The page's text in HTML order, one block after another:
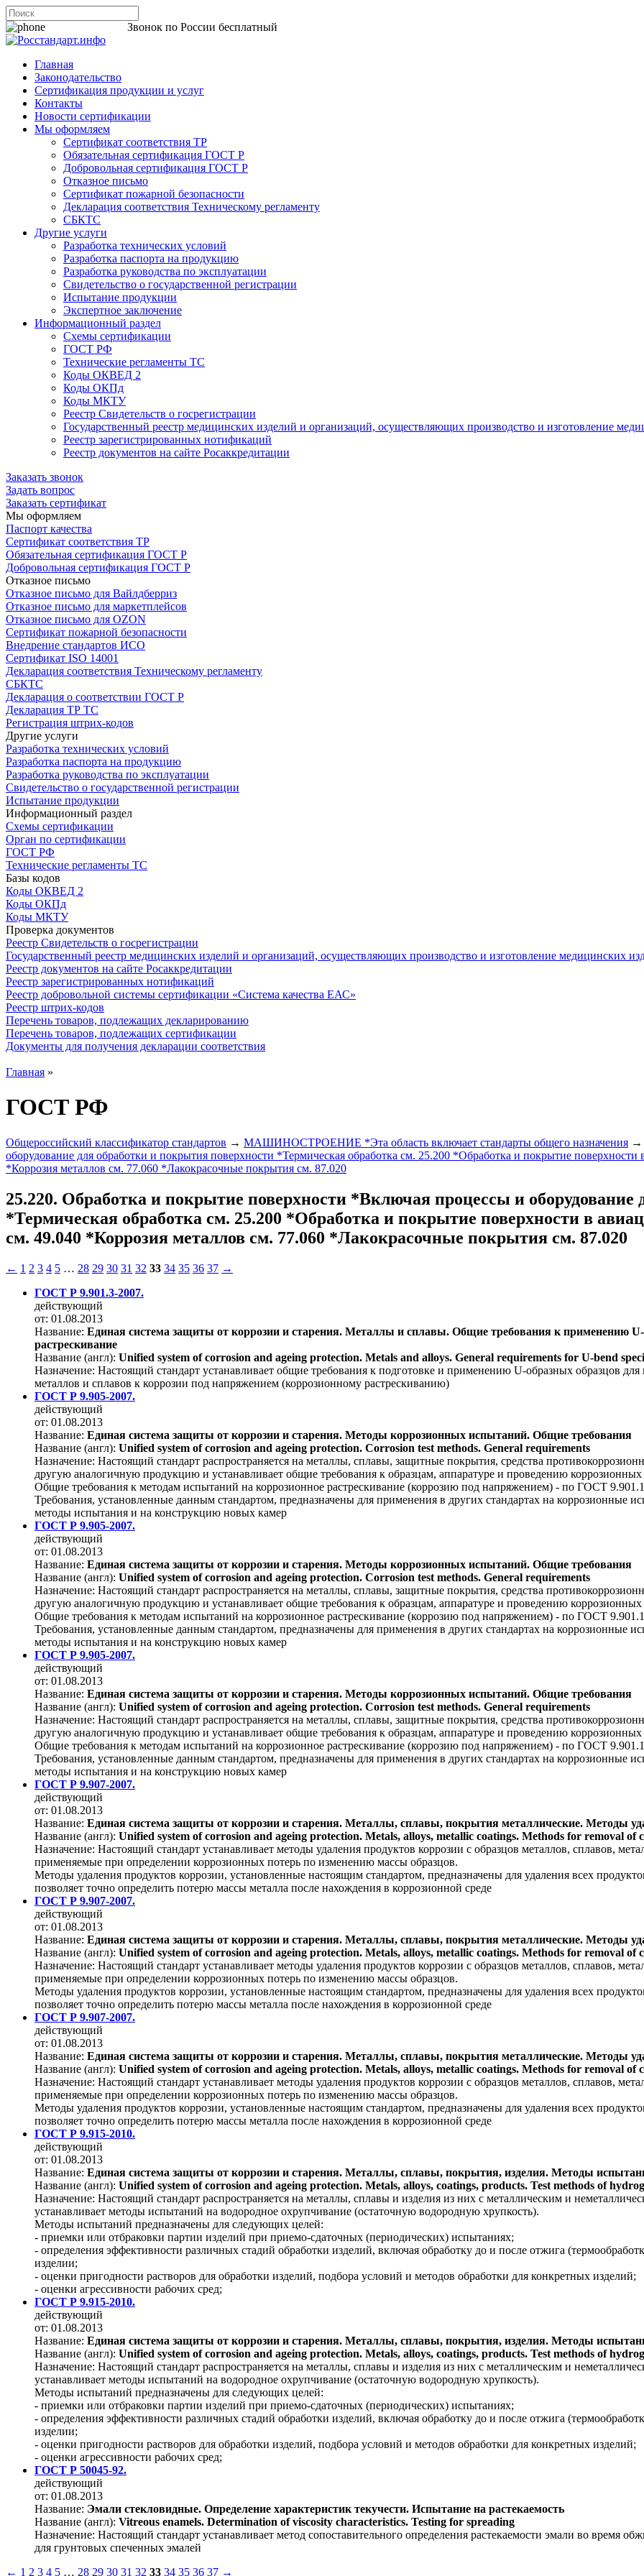
Звонок по России бесплатный
Главная
Законодательство
Сертификация продукции и услуг
Контакты
Новости сертификации
Мы оформляем
Сертификат соответствия ТР
Обязательная сертификация ГОСТ Р
Добровольная сертификация ГОСТ Р
Отказное письмо
Сертификат пожарной безопасности
Декларация соответствия Техническому регламенту
СБКТС
Другие услуги
Разработка технических условий
Разработка паспорта на продукцию
Разработка руководства по эксплуатации
Свидетельство о государственной регистрации
Испытание продукции
Экспертное заключение
Информационный раздел
Схемы сертификации
ГОСТ РФ
Технические регламенты ТС
Коды ОКВЕД 2
Коды ОКПд
Коды МКТУ
Реестр Свидетельств о госрегистрации
Государственный реестр медицинских изделий и организаций, осуществляющих производство и изготовление
Реестр зарегистрированных нотификаций
Реестр документов на сайте Росаккредитации
Заказать звонок
Задать вопрос
Заказать сертификат
Мы оформляем
Паспорт качества
Сертификат соответствия ТР
Обязательная сертификация ГОСТ Р
Добровольная сертификация ГОСТ Р
Отказное письмо
Отказное письмо для Вайлдберриз
Отказное письмо для маркетплейсов
Отказное письмо для OZON
Сертификат пожарной безопасности
Внедрение стандартов ИСО
Сертификат ISO 14001
Декларация соответствия Техническому регламенту
СБКТС
Декларация о соответствии ГОСТ Р
Декларация ТР ТС
Регистрация штрих-кодов
Другие услуги
Разработка технических условий
Разработка паспорта на продукцию
Разработка руководства по эксплуатации
Свидетельство о государственной регистрации
Испытание продукции
Информационный раздел
Схемы сертификации
Орган по сертификации
ГОСТ РФ
Технические регламенты ТС
Базы кодов
Коды ОКВЕД 2
Коды ОКПд
Коды МКТУ
Проверка документов
Реестр Свидетельств о госрегистрации
Государственный реестр медицинских изделий и организаций, осуществляющих производство и изготовление медицинских
Реестр документов на сайте Росаккредитации
Реестр зарегистрированных нотификаций
Реестр добровольной системы сертификации «Система качества ЕАС»
Реестр штрих-кодов
Перечень товаров, подлежащих декларированию
Перечень товаров, подлежащих сертификации
Документы для получения декларации соответствия
Главная »
ГОСТ РФ
Общероссийский классификатор стандартов → МАШИНОСТРОЕНИЕ *Эта область включает стандарты общего назначения →
оборудование для обработки и покрытия поверхности *Термическая обработка см. 25.200 *Обработка и покрытие
*Коррозия металлов см. 77.060 *Лакокрасочные покрытия см. 87.020
25.220. Обработка и покрытие поверхности *Включая процессы и
*Термическая обработка см. 25.200 *Обработка и покрытие поверхности в
см. 49.040 *Коррозия металлов см. 77.060 *Лакокрасочные покрытия см. 87.020
← 1 2 3 4 5 … 28 29 30 31 32 33 34 35 36 37 →
ГОСТ Р 9.901.3-2007.
действующий
от: 01.08.2013
Название: Единая система защиты от коррозии и старения. Металлы и сплавы. Общие требования к применению
растрескивание
Название (англ): Unified system of corrosion and ageing protection. Metals and alloys. General requirements for U-bend
Назначение: Настоящий стандарт устанавливает общие требования к подготовке и применению U-образных образцов для
металлов и сплавов к коррозии под напряжением (коррозионному растрескиванию)
ГОСТ Р 9.905-2007.
действующий
от: 01.08.2013
Название: Единая система защиты от коррозии и старения. Методы коррозионных испытаний. Общие требования
Название (англ): Unified system of corrosion and ageing protection. Corrosion test methods. General requirements
Назначение: Настоящий стандарт распространяется на металлы, сплавы, защитные покрытия, средства
другую аналогичную продукцию и устанавливает общие требования к образцам, аппаратуре и проведению
Общие требования к методам испытаний на коррозионное растрескивание (коррозию под напряжением) - по ГОСТ
Требования, установленные данным стандартом, предназначены для применения в других стандартах на коррозионные
методы испытания и на конструкцию новых камер
ГОСТ Р 9.905-2007.
действующий
от: 01.08.2013
Название: Единая система защиты от коррозии и старения. Методы коррозионных испытаний. Общие требования
Название (англ): Unified system of corrosion and ageing protection. Corrosion test methods. General requirements
Назначение: Настоящий стандарт распространяется на металлы, сплавы, защитные покрытия, средства
другую аналогичную продукцию и устанавливает общие требования к образцам, аппаратуре и проведению
Общие требования к методам испытаний на коррозионное растрескивание (коррозию под напряжением) - по ГОСТ
Требования, установленные данным стандартом, предназначены для применения в других стандартах на коррозионные
методы испытания и на конструкцию новых камер
ГОСТ Р 9.905-2007.
действующий
от: 01.08.2013
Название: Единая система защиты от коррозии и старения. Методы коррозионных испытаний. Общие требования
Название (англ): Unified system of corrosion and ageing protection. Corrosion test methods. General requirements
Назначение: Настоящий стандарт распространяется на металлы, сплавы, защитные покрытия, средства
другую аналогичную продукцию и устанавливает общие требования к образцам, аппаратуре и проведению
Общие требования к методам испытаний на коррозионное растрескивание (коррозию под напряжением) - по ГОСТ
Требования, установленные данным стандартом, предназначены для применения в других стандартах на коррозионные
методы испытания и на конструкцию новых камер
ГОСТ Р 9.907-2007.
действующий
от: 01.08.2013
Название: Единая система защиты от коррозии и старения. Металлы, сплавы, покрытия металлические. Методы
Название (англ): Unified system of corrosion and ageing protection. Metals, alloys, metallic coatings. Methods for removal of
Назначение: Настоящий стандарт устанавливает методы удаления продуктов коррозии с образцов металлов, сплавов,
применяемые при определении коррозионных потерь по изменению массы образцов.
Методы удаления продуктов коррозии, установленные настоящим стандартом, предназначены для удаления всех
позволяет точно определить потерю массы металла после нахождения в коррозионной среде
ГОСТ Р 9.907-2007.
действующий
от: 01.08.2013
Название: Единая система защиты от коррозии и старения. Металлы, сплавы, покрытия металлические. Методы
Название (англ): Unified system of corrosion and ageing protection. Metals, alloys, metallic coatings. Methods for removal of
Назначение: Настоящий стандарт устанавливает методы удаления продуктов коррозии с образцов металлов, сплавов,
применяемые при определении коррозионных потерь по изменению массы образцов.
Методы удаления продуктов коррозии, установленные настоящим стандартом, предназначены для удаления всех
позволяет точно определить потерю массы металла после нахождения в коррозионной среде
ГОСТ Р 9.907-2007.
действующий
от: 01.08.2013
Название: Единая система защиты от коррозии и старения. Металлы, сплавы, покрытия металлические. Методы
Название (англ): Unified system of corrosion and ageing protection. Metals, alloys, metallic coatings. Methods for removal of
Назначение: Настоящий стандарт устанавливает методы удаления продуктов коррозии с образцов металлов, сплавов,
применяемые при определении коррозионных потерь по изменению массы образцов.
Методы удаления продуктов коррозии, установленные настоящим стандартом, предназначены для удаления всех
позволяет точно определить потерю массы металла после нахождения в коррозионной среде
ГОСТ Р 9.915-2010.
действующий
от: 01.08.2013
Название: Единая система защиты от коррозии и старения. Металлы, сплавы, покрытия, изделия. Методы
Название (англ): Unified system of corrosion and ageing protection. Metals, alloys, coatings, products. Test methods of
Назначение: Настоящий стандарт распространяется на металлы, сплавы и изделия из них с металлическим и
устанавливает методы испытаний на водородное охрупчивание (остаточную водородную хрупкость).
Методы испытаний предназначены для следующих целей:
- приемки или отбраковки партии изделий при приемо-сдаточных (периодических) испытаниях;
- определения эффективности различных стадий обработки изделий, включая обработку до и после отжига
изделии;
- оценки пригодности растворов для обработки изделий, подбора условий и методов обработки для конкретных изделий;
- оценки агрессивности рабочих сред;
ГОСТ Р 9.915-2010.
действующий
от: 01.08.2013
Название: Единая система защиты от коррозии и старения. Металлы, сплавы, покрытия, изделия. Методы
Название (англ): Unified system of corrosion and ageing protection. Metals, alloys, coatings, products. Test methods of
Назначение: Настоящий стандарт распространяется на металлы, сплавы и изделия из них с металлическим и
устанавливает методы испытаний на водородное охрупчивание (остаточную водородную хрупкость).
Методы испытаний предназначены для следующих целей:
- приемки или отбраковки партии изделий при приемо-сдаточных (периодических) испытаниях;
- определения эффективности различных стадий обработки изделий, включая обработку до и после отжига
изделии;
- оценки пригодности растворов для обработки изделий, подбора условий и методов обработки для конкретных изделий;
- оценки агрессивности рабочих сред;
ГОСТ Р 50045-92.
действующий
от: 01.08.2013
Название: Эмали стекловидные. Определение характеристик текучести. Испытание на растекаемость
Название (англ): Vitreous enamels. Determination of viscosity characteristics. Testing for spreading
Назначение: Настоящий стандарт устанавливает метод сопоставительного определения растекаемости эмали во время
для грунтовых спеченных эмалей
← 1 2 3 4 5 … 28 29 30 31 32 33 34 35 36 37 →